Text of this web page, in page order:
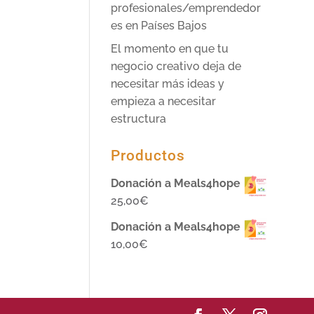
profesionales/emprendedor
es en Países Bajos
El momento en que tu
negocio creativo deja de
necesitar más ideas y
empieza a necesitar
estructura
Productos
Donación a Meals4hope
25,00€
Donación a Meals4hope
10,00€